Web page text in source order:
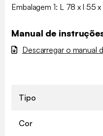
Embalagem 1: L 78 x l 55
Manual de
Descarregar o manual
Tipo
Cor